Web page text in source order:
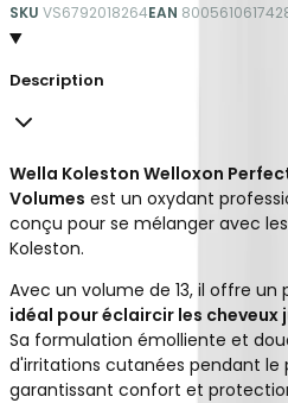
SKU VS6792018264EAN
Description
Wella Koleston Welloxon
Volumes est un oxydant
conçu pour se mélanger avec
Koleston.
Avec un volume de 13, il offre
idéal pour éclaircir les cheveux
Sa formulation émolliente et
d'irritations cutanées pendant le
garantissant confort et